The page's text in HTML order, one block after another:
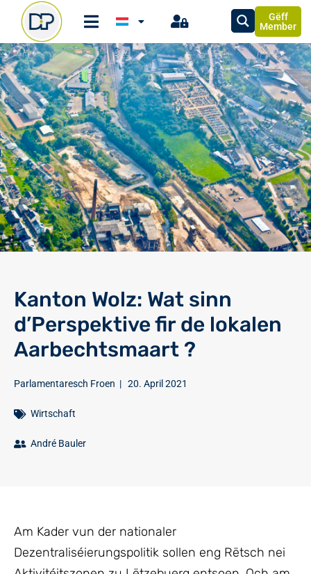
Gëff
Member
Kanton Wolz: Wat sinn
d’Perspektive fir de lokalen
Aarbechtsmaart ?
Parlamentaresch Froen | 20. April 2021
Wirtschaft
André Bauler
Am Kader vun der nationaler
Dezentraliséierungspolitik sollen eng Rëtsch nei